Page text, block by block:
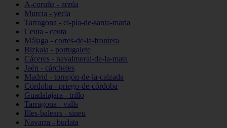
A-coruña - arzúa
Murcia - yecla
Tarragona - el-pla-de-santa-maria
Ceuta - ceuta
Málaga - cortes-de-la-frontera
Bizkaia - portugalete
Cáceres - navalmoral-de-la-mata
Jaén - cárcheles
Madrid - torrejón-de-la-calzada
Córdoba - priego-de-córdoba
Guadalajara - trillo
Tarragona - valls
Illes-balears - sineu
Navarra - burlata